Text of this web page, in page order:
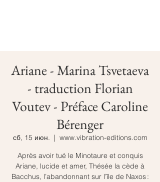
Ariane - Marina Tsvetaeva
- traduction Florian
Voutev - Préface Caroline
Bérenger
сб, 15 июн.
  |
www.vibration-editions.com
Après avoir tué le Minotaure et conquis
Ariane, lucide et amer, Thésée la cède à
Bacchus, l’abandonnant sur l’île de Naxos :